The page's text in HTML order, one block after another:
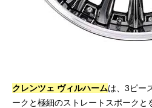
クレンツェ ヴィルハームは、3ピー
ークと極細のストレートスポーク